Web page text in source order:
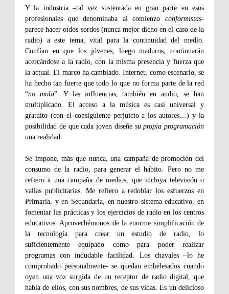
Y la industria –tal vez sustentada en gran parte en esos
profesionales que denominaba al comienzo conformistas-
parece hacer oídos sordos (nunca mejor dicho en el caso de la
radio) a este tema, vital para la continuidad del medio.
Confían en que los jóvenes, luego maduros, continuarán
acercándose a la radio, con la misma presencia y fuerza que
la actual. El marco ha cambiado. Internet, como escenario, se
ha hecho tan fuerte que todo lo que no forma parte de la red
“no mola”. Y las influencias, también en audio, se han
multiplicado. El acceso a la música es casi universal y
gratuito (con el consiguiente perjuicio a los autores…) y la
posibilidad de que cada joven diseñe su propia programación
una realidad.
Se impone, más que nunca, una campaña de promoción del
consumo de la radio, para generar el hábito. Pero no me
refiero a una campaña de medios, que incluya televisión o
vallas publicitarias. Me refiero a redoblar los esfuerzos en
Primaria, y en Secundaria, en nuestro sistema educativo, en
fomentar las prácticas y los ejercicios de radio en los centros
educativos. Aprovechémonos de la enorme simplificación de
la tecnología para crear un estudio de radio, lo
suficientemente equipado como para poder realizar
programas con indudable facilidad. Los chavales –lo he
comprobado personalmente- se quedan embelesados cuando
oyen una voz surgida de un receptor de radio digital, que
habla de ellos, con sus nombres, de sus vidas. Es un delicioso